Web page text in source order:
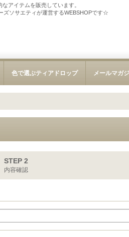
アイテムを販売しています。
ズソサエティが運営するWEBSHOPです☆
色で選ぶティアドロップ メールマガ
STEP 2
内容確認